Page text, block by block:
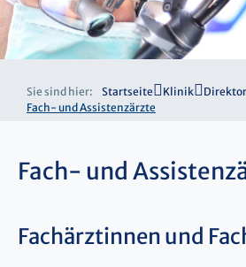
Sie sind hier: Startseite Klinik
Fach- und Assistenzärzte
Fach- und
Fachärztinnen und